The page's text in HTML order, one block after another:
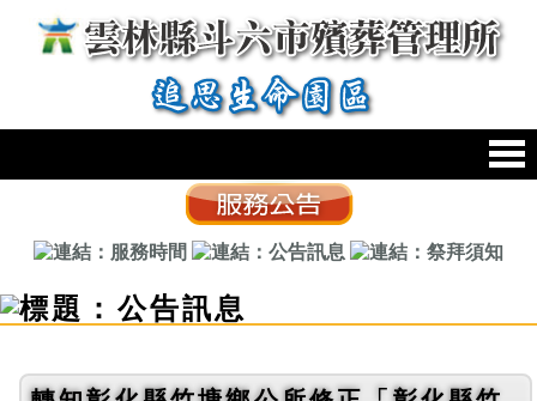
跳到主要內容區塊